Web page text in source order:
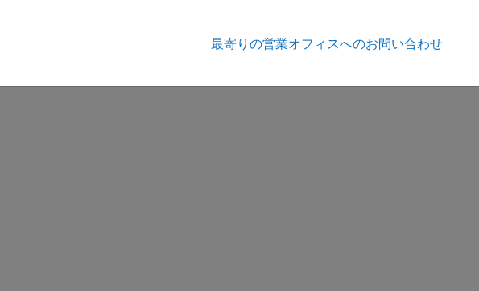
最寄りの営業オフィスへのお問い合わせ